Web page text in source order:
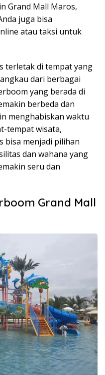
Grand Mall Maros,
juga bisa
atau taksi untuk
terletak di tempat yang
dari berbagai
yang berada di
berbeda dan
menghabiskan waktu
tempat wisata,
bisa menjadi pilihan
dan wahana yang
seru dan
Grand Mall